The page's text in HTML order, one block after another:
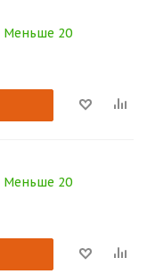
Меньше 20
Меньше 20